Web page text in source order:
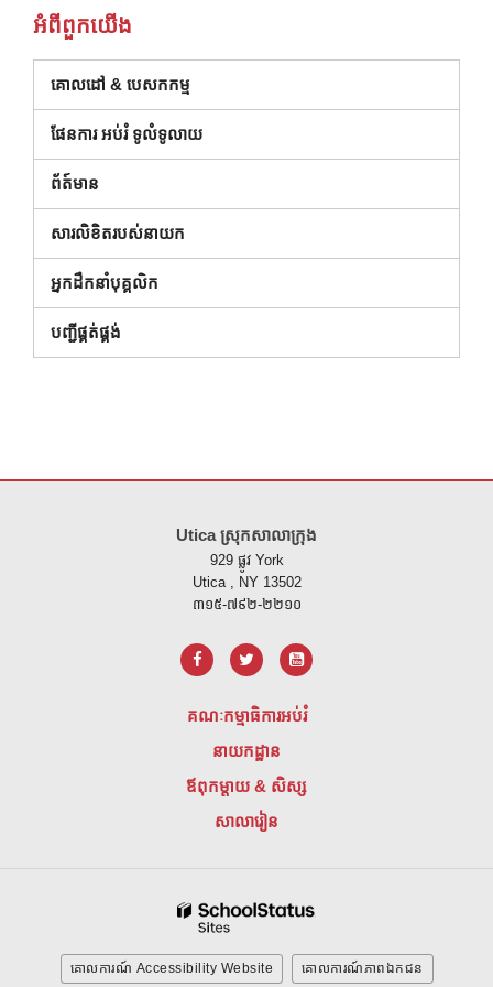
អំពី​ពួក​យើង
គោលដៅ & បេសកកម្ម
ផែនការ អប់រំ ទូលំទូលាយ
ព័ត៍មាន
សារលិខិតរបស់នាយក
អ្នកដឹកនាំបុគ្គលិក
បញ្ជីផ្គត់ផ្គង់
Utica ស្រុកសាលាក្រុង
929 ផ្លូវ York
Utica , NY 13502
៣១៥-៧៩២-២២១០
គណៈកម្មាធិការអប់រំ
នាយកដ្ឋាន
ឪពុកម្តាយ & សិស្ស
សាលារៀន
គោលការណ៍ Accessibility Website គោលការណ៍ភាពឯកជន